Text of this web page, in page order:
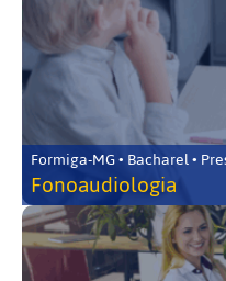
Formiga-MG • Bacharel •
Fonoaudiologia